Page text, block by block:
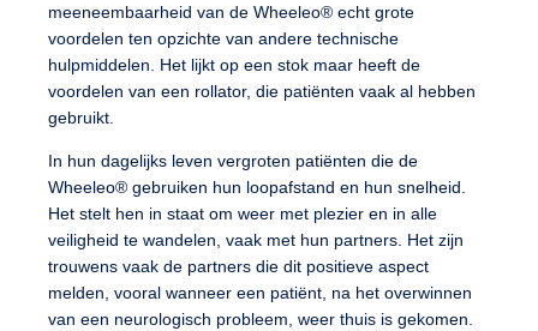
meeneembaarheid van de Wheeleo® echt grote
voordelen ten opzichte van andere technische
hulpmiddelen. Het lijkt op een stok maar heeft de
voordelen van een rollator, die patiënten vaak al hebben
gebruikt.
In hun dagelijks leven vergroten patiënten die de
Wheeleo® gebruiken hun loopafstand en hun snelheid
Het stelt hen in staat om weer met plezier en in alle
veiligheid te wandelen, vaak met hun partners. Het zijn
trouwens vaak de partners die dit positieve aspect
melden, vooral wanneer een patiënt, na het overwinnen
van een neurologisch probleem, weer thuis is gekomen.